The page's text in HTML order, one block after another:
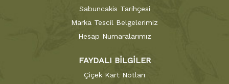
Sabuncakis Tarihçesi
Marka Tescil Belgelerimiz
Hesap Numaralarımız
FAYDALI BİLGİLER
Çiçek Kart Notları